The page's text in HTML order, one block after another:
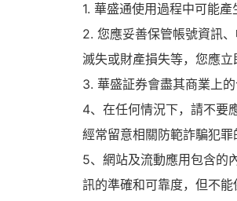
1. 華盛通使用過程中可能
2. 您應妥善保管帳號資訊
滅失或財產損失等，您應立
3. 華盛証券會盡其商業上
4、在任何情況下，請不要
經常留意相關防範詐騙犯罪
5、網站及流動應用包含的
訊的準確和可靠度，但不